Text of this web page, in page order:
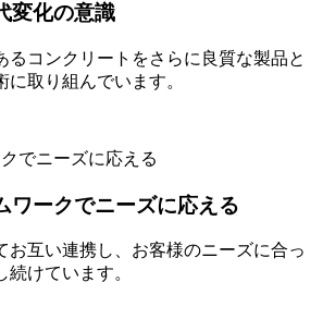
変化の意識
るコンクリートをさらに良質な製品と
に取り組んでいます。
ワークでニーズに応える
お互い連携し、お客様のニーズに合っ
続けています。